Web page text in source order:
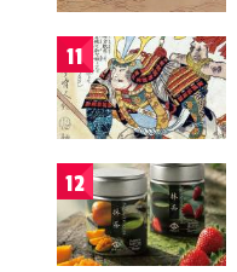
11
12